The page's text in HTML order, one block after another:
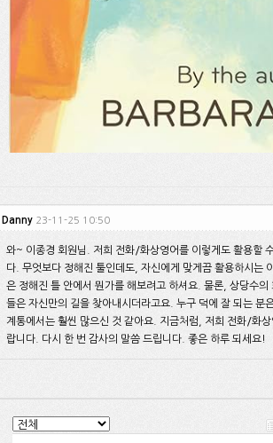
Danny 23-11-25 10:50
와~ 이종경 회원님. 저희 전화/화상영어를 이렇게도 활용할
다. 무엇보다 정해진 툴인데도, 자신에게 맞게끔 활용하시는
은 정해진 틀 안에서 뭔가를 해보려고 하셔요. 물론, 상당수
들은 자신만의 길을 찾아내시더라고요. 누구 덕에 잘 되는 분
계통에서는 훨씬 많으신 것 같아요. 지금처럼, 저희 전화/화
랍니다. 다시 한 번 감사의 말씀 드립니다. 좋은 하루 되세요!